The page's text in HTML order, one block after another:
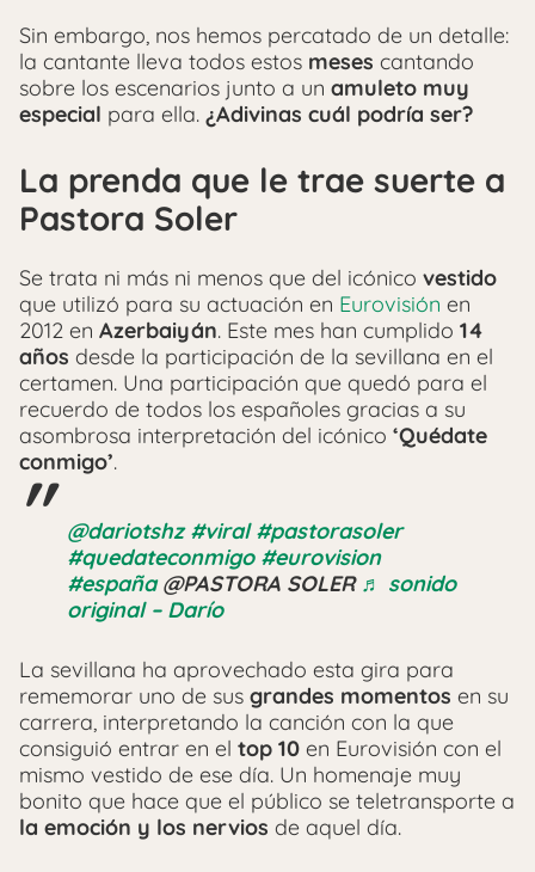
Sin embargo, nos hemos percatado de un detalle:
la cantante lleva todos estos meses cantando
sobre los escenarios junto a un amuleto muy
especial para ella. ¿Adivinas cuál podría ser?
La prenda que le trae suerte a
Pastora Soler
Se trata ni más ni menos que del icónico vestido
que utilizó para su actuación en Eurovisión en
2012 en Azerbaiyán. Este mes han cumplido 14
años desde la participación de la sevillana en el
certamen. Una participación que quedó para el
recuerdo de todos los españoles gracias a su
asombrosa interpretación del icónico ‘Quédate
conmigo’.
@dariotshz #viral #pastorasoler
#quedateconmigo #eurovision
#españa@PASTORA SOLER ♬ sonido
original – Darío
La sevillana ha aprovechado esta gira para
rememorar uno de sus grandes momentos en su
carrera, interpretando la canción con la que
consiguió entrar en el top 10 en Eurovisión con el
mismo vestido de ese día. Un homenaje muy
bonito que hace que el público se teletransporte a
la emoción y los nervios de aquel día.